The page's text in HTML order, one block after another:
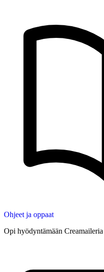
Ohjeet ja oppaat
Opi hyödyntämään